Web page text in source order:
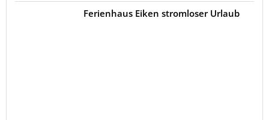
Ferienhaus Eiken stromloser Urlaub